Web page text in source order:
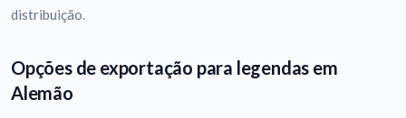
distribuição.
Opções de exportação para legendas em
Alemão